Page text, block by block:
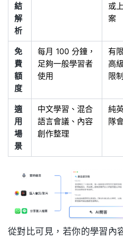
結
解
析
或
案
免
費
額
度
每月 100 分鐘，
足夠一般學習者
使用
有
高
限
適
用
場
景
中文學習、混合
語言會議、內容
創作整理
純
隊
從對比可見，若你的學習內